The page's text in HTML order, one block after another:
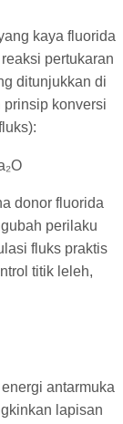
kaya fluorida
pertukaran
ditunjukkan di
konversi
donor fluorida
perilaku
fluks praktis
titik leleh,
antarmuka
lapisan